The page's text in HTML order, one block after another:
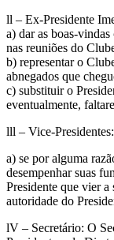
ll – Ex-Presidente
a) dar as boas-
nas reuniões do
b) representar o
abnegados que
c) substituir o
eventualmente,
lll – Vice-Presidentes:
a) se por alguma
desempenhar suas
Presidente que vier a
autoridade do
lV – Secretário: O